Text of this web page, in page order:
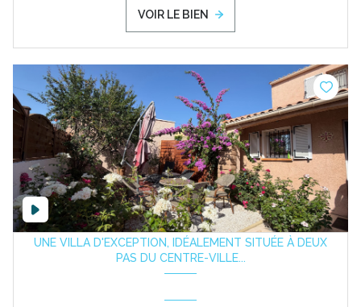
VOIR LE BIEN
UNE VILLA D'EXCEPTION, IDÉALEMENT SITUÉE À DEUX
PAS DU CENTRE-VILLE...